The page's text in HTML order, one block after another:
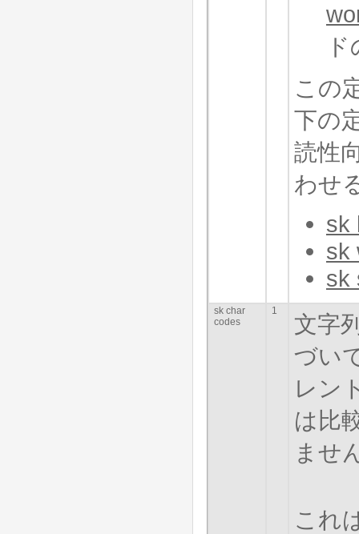
この
下の
読性
わせ
sk
sk
sk
sk char
codes
1
文字
づい
レン
は比
ませ
これ